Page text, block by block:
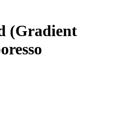
(Gradient